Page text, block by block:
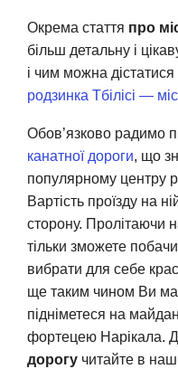
Окрема стаття про
більш детальну і
і чим можна дістатися
родзинка Тбілісі —
Обов’язково радимо
канатної дороги, що
популярному центру
Вартість проїзду на
сторону. Пролітаючи
тільки зможете
вибрати для себе
ще таким чином Ви
підніметеся на
фортецею Нарікала.
дорогу читайте в